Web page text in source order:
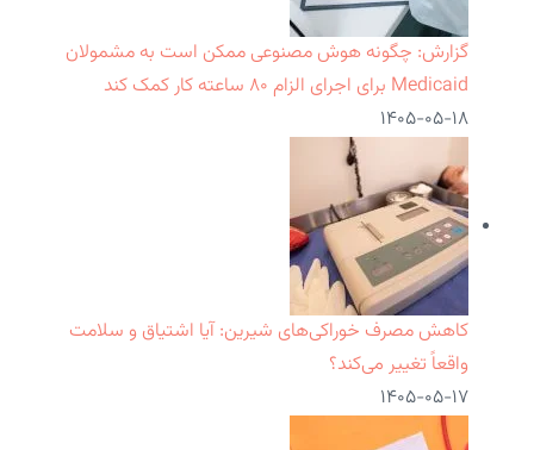
گزارش: چگونه هوش مصنوعی ممکن است به مشمولان
Medicaid برای اجرای الزام ۸۰ ساعته کار کمک کند
۱۴۰۵-۰۵-۱۸
کاهش مصرف خوراکی‌های شیرین: آیا اشتیاق و سلامت
واقعاً تغییر می‌کند؟
۱۴۰۵-۰۵-۱۷